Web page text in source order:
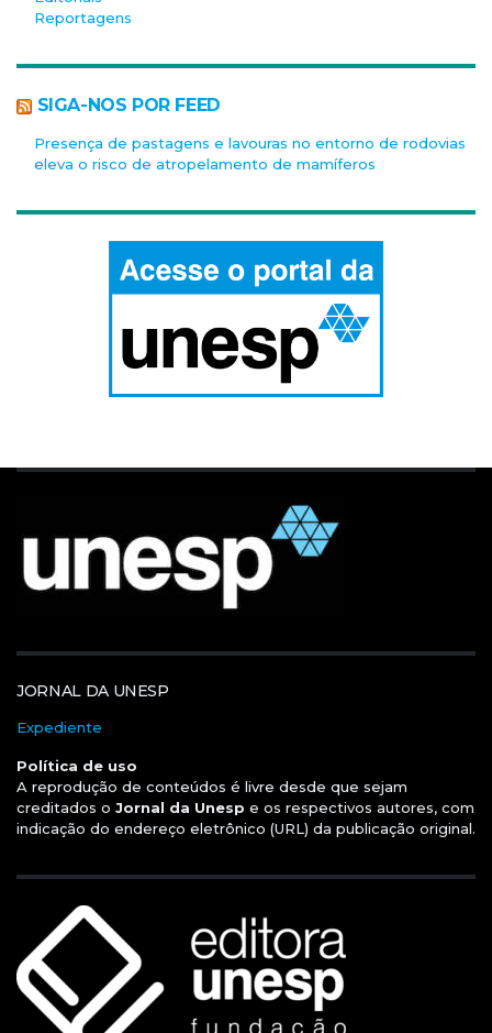
Reportagens
SIGA-NOS POR FEED
Presença de pastagens e lavouras no entorno de rodovias
eleva o risco de atropelamento de mamíferos
JORNAL DA UNESP
Expediente
Política de uso
A reprodução de conteúdos é livre desde que sejam
creditados o Jornal da Unesp e os respectivos autores, com
indicação do endereço eletrônico (URL) da publicação original.